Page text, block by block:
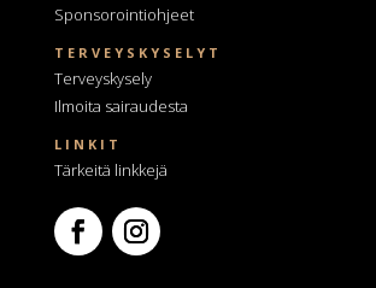
Sponsorointiohjeet
TERVEYSKYSELYT
Terveyskysely
Ilmoita sairaudesta
LINKIT
Tärkeitä linkkejä